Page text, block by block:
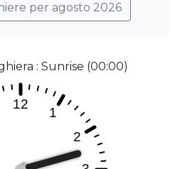
per agosto 2026
: Sunrise (00:00)